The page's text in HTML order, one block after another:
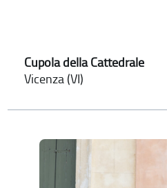
Cupola della Cattedrale
Vicenza (VI)